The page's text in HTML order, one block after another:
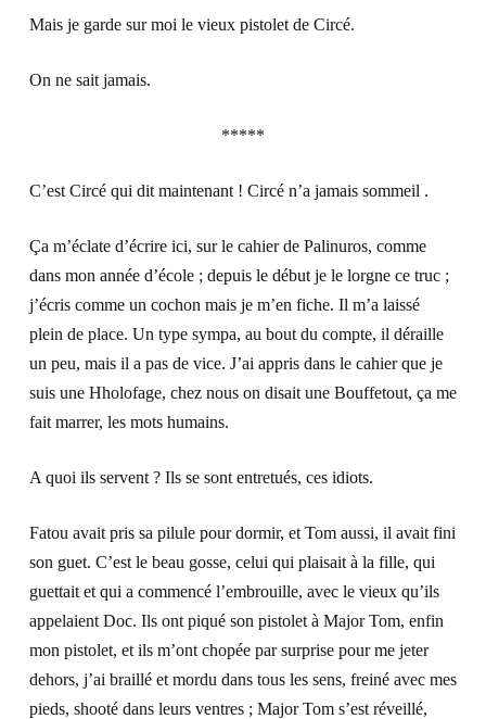
Mais je garde sur moi le vieux pistolet de Circé.
On ne sait jamais.
*****
C’est Circé qui dit maintenant ! Circé n’a jamais sommeil .
Ça m’éclate d’écrire ici, sur le cahier de Palinuros, comme
dans mon année d’école ; depuis le début je le lorgne ce truc ;
j’écris comme un cochon mais je m’en fiche. Il m’a laissé
plein de place. Un type sympa, au bout du compte, il déraille
un peu, mais il a pas de vice. J’ai appris dans le cahier que je
suis une Hholofage, chez nous on disait une Bouffetout, ça me
fait marrer, les mots humains.
A quoi ils servent ? Ils se sont entretués, ces idiots.
Fatou avait pris sa pilule pour dormir, et Tom aussi, il avait fini
son guet. C’est le beau gosse, celui qui plaisait à la fille, qui
guettait et qui a commencé l’embrouille, avec le vieux qu’ils
appelaient Doc. Ils ont piqué son pistolet à Major Tom, enfin
mon pistolet, et ils m’ont chopée par surprise pour me jeter
dehors, j’ai braillé et mordu dans tous les sens, freiné avec mes
pieds, shooté dans leurs ventres ; Major Tom s’est réveillé,